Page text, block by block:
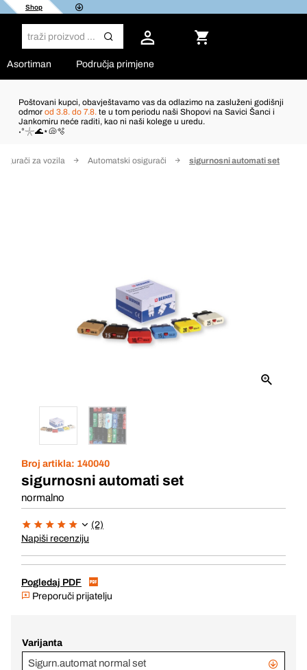
Shop
Asortiman Područja primjene
Poštovani kupci, obavještavamo vas da odlazimo na zasluženi godišnji
odmor od 3.8. do 7.8. te u tom periodu naši Shopovi na Savici Šanci i
Jankomiru neće raditi, kao ni naši kolege u uredu.
˖°𓇼🌊⋆🐚🫧
za vozila Automatski osigurači sigurnosni automati set
Broj artikla: 140040
sigurnosni automati set
normalno
(2)
Napiši recenziju
Pogledaj PDF
Preporuči prijatelju
Varijanta
Sigurn.automat normal set